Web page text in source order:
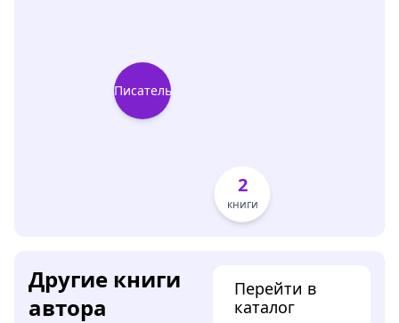
Писатель
2
книги
Другие книги
автора
Перейти в
каталог